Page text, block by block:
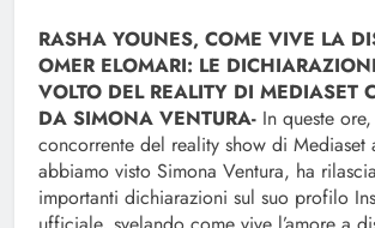
RASHA YOUNES, COME VIVE LA
OMER ELOMARI: LE
VOLTO DEL REALITY DI MEDIASET
DA SIMONA VENTURA- In queste ore,
concorrente del reality show di Mediaset
abbiamo visto Simona Ventura, ha
importanti dichiarazioni sul suo profilo